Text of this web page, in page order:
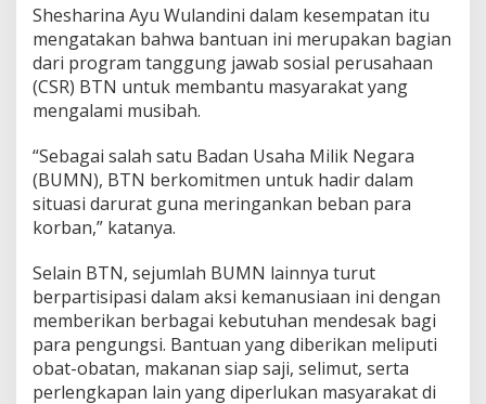
i
Shesharina Ayu Wulandini dalam kesempatan itu
mengatakan bahwa bantuan ini merupakan bagian
dari program tanggung jawab sosial perusahaan
(CSR) BTN untuk membantu masyarakat yang
mengalami musibah.
“Sebagai salah satu Badan Usaha Milik Negara
(BUMN), BTN berkomitmen untuk hadir dalam
situasi darurat guna meringankan beban para
korban,” katanya.
Selain BTN, sejumlah BUMN lainnya turut
berpartisipasi dalam aksi kemanusiaan ini dengan
memberikan berbagai kebutuhan mendesak bagi
para pengungsi. Bantuan yang diberikan meliputi
obat-obatan, makanan siap saji, selimut, serta
perlengkapan lain yang diperlukan masyarakat di